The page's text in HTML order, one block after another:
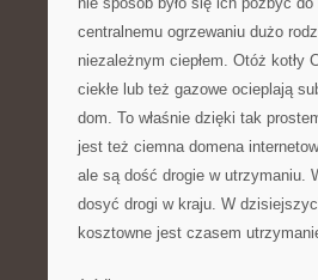
centralnemu ogrzewaniu dużo
niezależnym ciepłem. Otóż kotły
ciekłe lub też gazowe ocieplają
dom. To właśnie dzięki tak
jest też ciemna domena
ale są dość drogie w utrzymaniu.
dosyć drogi w kraju. W
kosztowne jest czasem